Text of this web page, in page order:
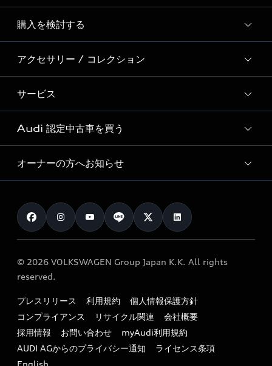
Story of Progress
Audi Sport
Formula 1®
デジタルサービス
ディーラー検索
新車在庫検索
試乗車・展示車検索
見積り依頼
試乗予約
購入を検討する
モデル一覧
特別仕様モデル / 限定モデル
e-tronラインアップ
価格シミュレーション
車両比較
カタログ一覧
アクセサリー / コレクション
純正アクセサリー
オンラインショップ
Audi collection
アウディナビアプリ
サービス
サービス入庫予約
サービスプログラム
メンテナンス
車検 / 定期点検
e-tronアフターサポート
myAudi
Audi 認定中古車を買う
Audi認定中古車
クオリティ
保証
メンテナンス
ファイナンス
キャンペーン / イベント
買取査定
オーナーの方へお知らせ
お知らせ
オーナー様向けキャンペーン
特定整備適用車一覧
リサイクル法
よくある質問（FAQ）
© 2026 VOLKSWAGEN Group Japan K.K. All rights
reserved.
プレスリリース 利用規約
個人情報保護方針
コンプライアンス
リサイクル関連
会社概要
採用情報
お問い合わせ
myAudi利用規約
AUDI AGからのプライバシー通知
ライセンス条項
English